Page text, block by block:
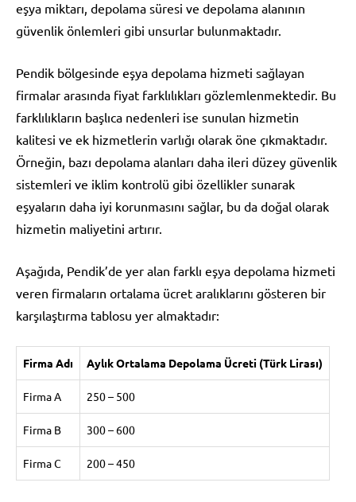
eşya miktarı, depolama süresi ve depolama alanının
güvenlik önlemleri gibi unsurlar bulunmaktadır.
Pendik bölgesinde eşya depolama hizmeti sağlayan
firmalar arasında fiyat farklılıkları gözlemlenmektedir. Bu
farklılıkların başlıca nedenleri ise sunulan hizmetin
kalitesi ve ek hizmetlerin varlığı olarak öne çıkmaktadır.
Örneğin, bazı depolama alanları daha ileri düzey güvenlik
sistemleri ve iklim kontrolü gibi özellikler sunarak
eşyaların daha iyi korunmasını sağlar, bu da doğal olarak
hizmetin maliyetini artırır.
Aşağıda, Pendik’de yer alan farklı eşya depolama hizmeti
veren firmaların ortalama ücret aralıklarını gösteren bir
karşılaştırma tablosu yer almaktadır:
Firma Adı Aylık Ortalama Depolama Ücreti (Türk Lirası)
Firma A 250 – 500
Firma B 300 – 600
Firma C 200 – 450